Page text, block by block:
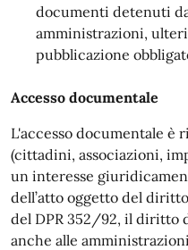
documenti detenuti
amministrazioni,
pubblicazione
Accesso documentale
L'accesso documentale è
(cittadini, associazioni,
un interesse
dell’atto oggetto del
del DPR 352/92, il diritto
anche alle